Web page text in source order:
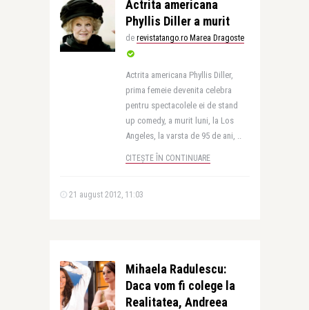
Actrita americana
Phyllis Diller a murit
de revistatango.ro Marea Dragoste
Actrita americana Phyllis Diller,
prima femeie devenita celebra
pentru spectacolele ei de stand
up comedy, a murit luni, la Los
Angeles, la varsta de 95 de ani, ..
CITEȘTE ÎN CONTINUARE
21 august 2012, 11:03
Mihaela Radulescu:
Daca vom fi colege la
Realitatea, Andreea